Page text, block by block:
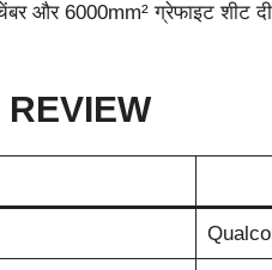
और 6000mm² ग्रेफाइट शीट
REVIEW